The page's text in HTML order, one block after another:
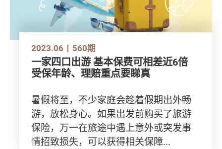
2023.06 560期
一家四口出游 基本保费可相差近6倍
受保年龄、理赔重点要睇真
暑假将至，不少家庭会趁着假期出外畅
游，放松身心。如果出发前购买了旅游
保险，万一在旅途中遇上意外或突发事
情招致损失，可以获得相关保障...